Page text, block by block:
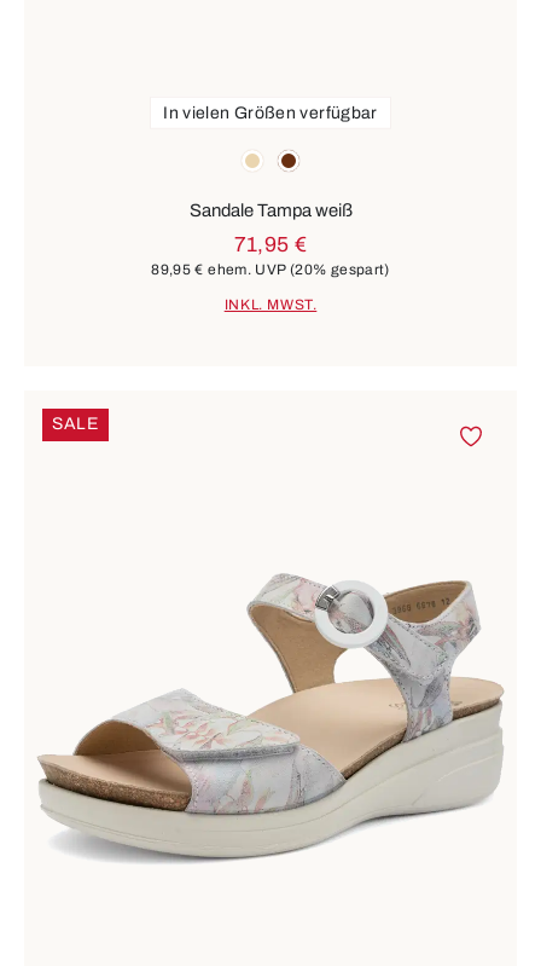
beigebraun
In vielen Größen verfügbar
Sandale Tampa weiß
71,95 €
89,95 € ehem. UVP (20% gespart)
INKL. MWST.
SALE